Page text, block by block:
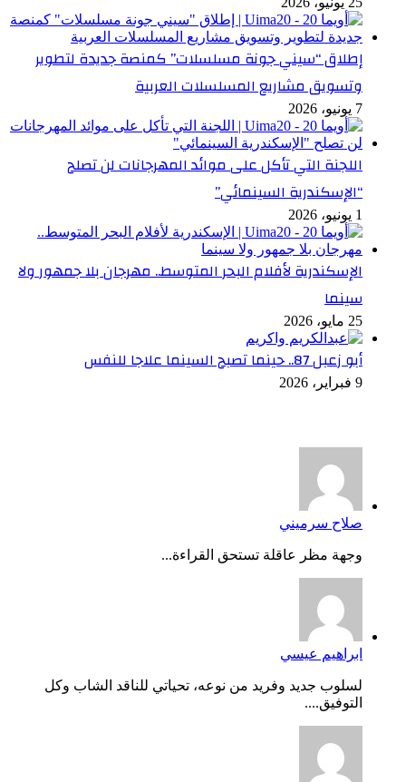
إطلاق “سيني جونة مسلسلات” كمنصة جديدة لتطوير
وتسويق مشاريع المسلسلات العربية
7 يونيو، 2026
اللجنة التي تأكل على موائد المهرجانات لن تصلح
“الإسكندرية السينمائي”
1 يونيو، 2026
الإسكندرية لأفلام البحر المتوسط.. مهرجان بلا جمهور ولا
سينما
25 مايو، 2026
أبو زعبل 87.. حينما تصبح السينما علاجا للنفس
9 فبراير، 2026
صلاح سرميني
وجهة مظر عاقلة تستحق القراءة...
ابراهيم عيسي
لسلوب جديد وفريد من نوعه، تحياتي للناقد الشاب وكل
التوفيق....